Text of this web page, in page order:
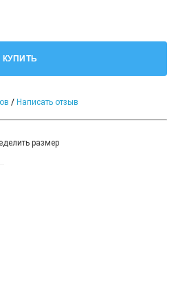
КУПИТЬ
/ Написать отзыв
размер